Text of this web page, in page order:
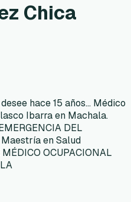
Chica
hace 15 años... Médico
Ibarra en Machala.
DEL
Maestría en Salud
OCUPACIONAL